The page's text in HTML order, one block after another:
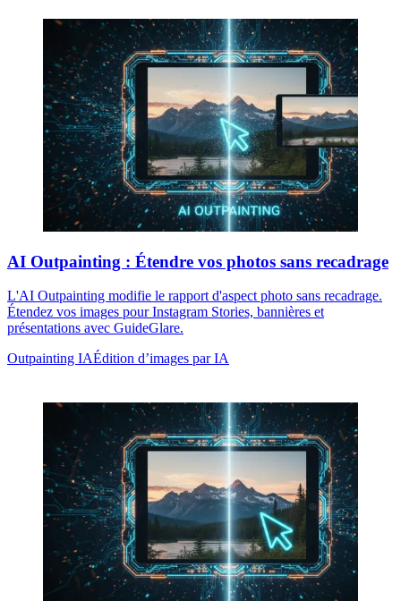
AI Outpainting : Étendre vos photos sans recadrage
L'AI Outpainting modifie le rapport d'aspect photo sans recadrage.
Étendez vos images pour Instagram Stories, bannières et
présentations avec GuideGlare.
Outpainting IAÉdition d’images par IA